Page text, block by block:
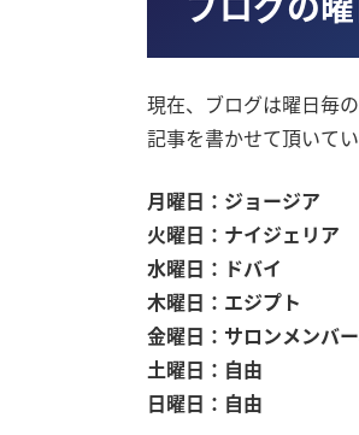
現在、ブログは曜日毎
記事を書かせて頂いてい
月曜日：ジョージア
火曜日：ナイジェリア
水曜日：ドバイ
木曜日：エジプト
金曜日：サロンメンバ
土曜日：自由
日曜日：自由